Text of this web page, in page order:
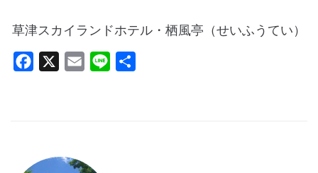
草津スカイランドホテル・栖風亭（せいふうてい）
o